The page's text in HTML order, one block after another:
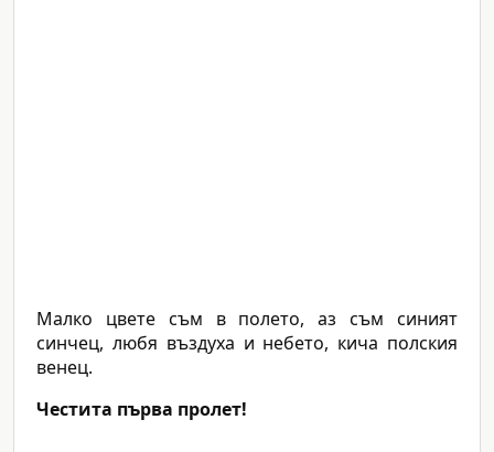
Малко цвете съм в полето, аз съм синият
синчец, любя въздуха и небето, кича полския
венец.
Честита първа пролет!